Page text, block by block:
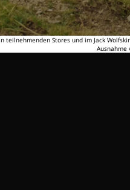
teilnehmenden Stores und im Jack
Ausnahme